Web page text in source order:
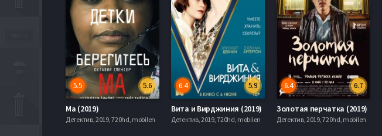
5.6
5.5
Ма (2019)
Детектив, 2019, 720hd, mobilen
5.9
6.4
Вита и Вирджиния (2019)
Детектив, 2019, 720hd, mobilen
6.7
6.4
Золотая перчатка (2019)
Детектив, 2019, 720hd, mobilen